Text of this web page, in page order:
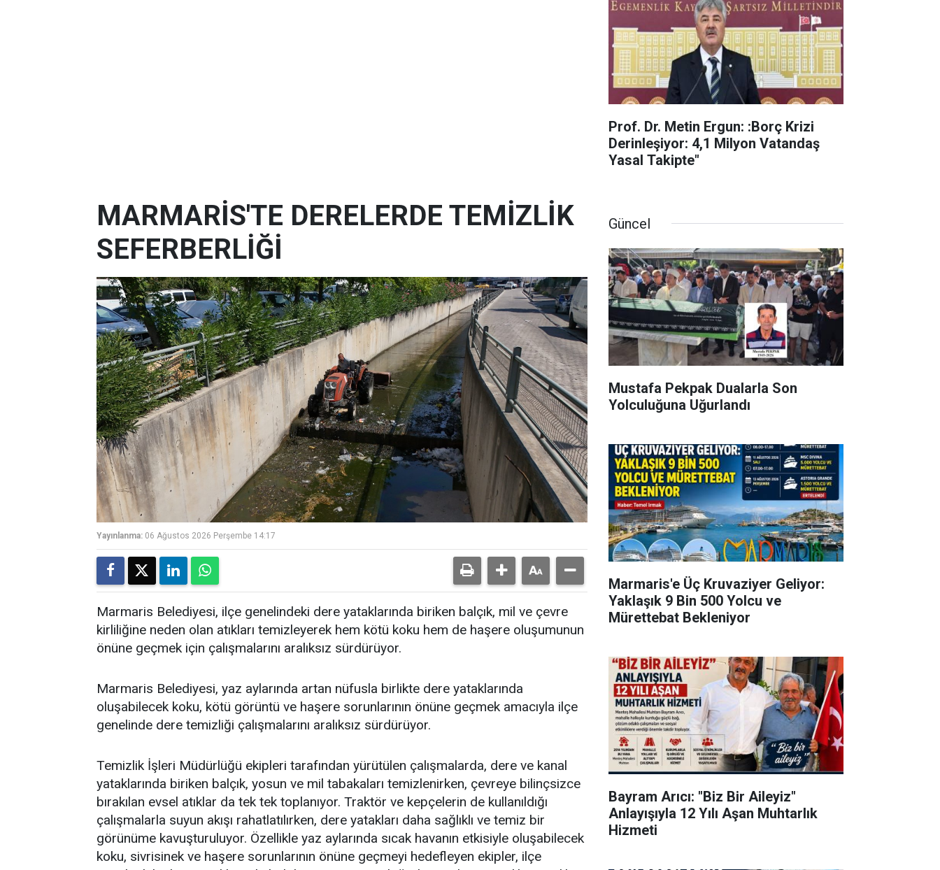
Prof. Dr. Metin Ergun: :Borç Krizi
Derinleşiyor: 4,1 Milyon Vatandaş
Yasal Takipte"
MARMARİS'TE DERELERDE TEMİZLİK
SEFERBERLİĞİ
Yayınlanma: 06 Ağustos 2026 Perşembe 14:17
Marmaris Belediyesi, ilçe genelindeki dere yataklarında biriken balçık, mil ve çevre
kirliliğine neden olan atıkları temizleyerek hem kötü koku hem de haşere oluşumunun
önüne geçmek için çalışmalarını aralıksız sürdürüyor.
Marmaris Belediyesi, yaz aylarında artan nüfusla birlikte dere yataklarında
oluşabilecek koku, kötü görüntü ve haşere sorunlarının önüne geçmek amacıyla ilçe
genelinde dere temizliği çalışmalarını aralıksız sürdürüyor.
Temizlik İşleri Müdürlüğü ekipleri tarafından yürütülen çalışmalarda, dere ve kanal
yataklarında biriken balçık, yosun ve mil tabakaları temizlenirken, çevreye bilinçsizce
bırakılan evsel atıklar da tek tek toplanıyor. Traktör ve kepçelerin de kullanıldığı
çalışmalarla suyun akışı rahatlatılırken, dere yatakları daha sağlıklı ve temiz bir
görünüme kavuşturuluyor. Özellikle yaz aylarında sıcak havanın etkisiyle oluşabilecek
koku, sivrisinek ve haşere sorunlarının önüne geçmeyi hedefleyen ekipler, ilçe
Güncel
Mustafa Pekpak Dualarla Son
Yolculuğuna Uğurlandı
Marmaris'e Üç Kruvaziyer Geliyor:
Yaklaşık 9 Bin 500 Yolcu ve
Mürettebat Bekleniyor
Bayram Arıcı: "Biz Bir Aileyiz"
Anlayışıyla 12 Yılı Aşan Muhtarlık
Hizmeti